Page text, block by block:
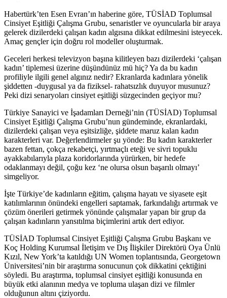
Habertürk’ten Esen Evran’ın haberine göre, TÜSİAD Toplumsal
Cinsiyet Eşitliği Çalışma Grubu, senaristler ve oyuncularla bir araya
gelerek dizilerdeki çalışan kadın algısına dikkat edilmesini isteyecek.
Amaç gençler için doğru rol modeller oluşturmak.
Geceleri herkesi televizyon başına kilitleyen bazı dizilerdeki ‘çalışan
kadın’ tiplemesi üzerine düşündünüz mü hiç? Ya da bu kadın
profiliyle ilgili genel algınız nedir? Ekranlarda kadınlara yönelik
şiddetten -duygusal ya da fiziksel- rahatsızlık duyuyor musunuz?
Peki dizi senaryoları cinsiyet eşitliği süzgecinden geçiyor mu?
Türkiye Sanayici ve İşadamları Derneği’nin (TÜSİAD) Toplumsal
Cinsiyet Eşitliği Çalışma Grubu’nun gündeminde, ekranlardaki,
dizilerdeki çalışan veya eşitsizliğe, şiddete maruz kalan kadın
karakterleri var. Değerlendirmeler şu yönde: Bu kadın karakterler
bazen fettan, çokça rekabetçi, yırtmaçlı eteği ve sivri topuklu
ayakkabılarıyla plaza koridorlarında yürürken, bir hedefe
odaklanmayı değil, çoğu kez ‘ne olursa olsun başarılı olmayı’
simgeliyor.
İşte Türkiye’de kadınların eğitim, çalışma hayatı ve siyasete eşit
katılımlarının önündeki engelleri saptamak, farkındalığı artırmak ve
çözüm önerileri getirmek yönünde çalışmalar yapan bir grup da
çalışan kadınların yansıtılma biçimlerini artık dert ediyor.
TÜSİAD Toplumsal Cinsiyet Eşitliği Çalışma Grubu Başkanı ve
Koç Holding Kurumsal İletişim ve Dış İlişkiler Direktörü Oya Ünlü
Kızıl, New York’ta katıldığı UN Women toplantısında, Georgetown
Üniversitesi’nin bir araştırma sonucunun çok dikkatini çektiğini
söyledi. Bu araştırma, toplumsal cinsiyet eşitliği konusunda en
büyük etki alanının medya ve topluma ulaşan dizi ve filmler
olduğunun altını çiziyordu.